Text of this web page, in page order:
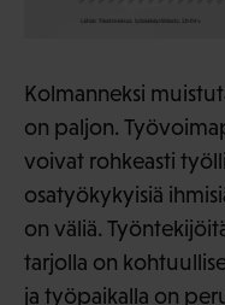
Kolmanneksi
on paljon.
voivat rohkeasti
osatyökykyisiä
on väliä.
tarjolla on
ja työpaikalla on